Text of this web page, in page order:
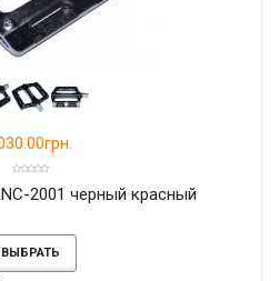
2001 черный красный
ВЫБРАТЬ